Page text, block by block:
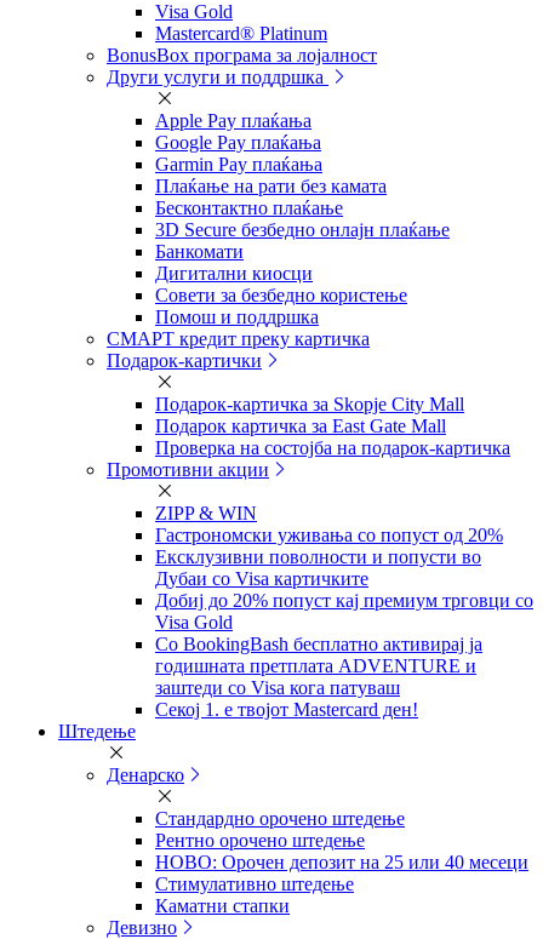
Visa Gold
Mastercard® Platinum
BonusBox програма за лојалност
Други услуги и поддршка
Apple Pay плаќања
Google Pay плаќања
Garmin Pay плаќања
Плаќање на рати без камата
Бесконтактно плаќање
3D Secure безбедно онлајн плаќање
Банкомати
Дигитални киосци
Совети за безбедно користење
Помош и поддршка
СМАРТ кредит преку картичка
Подарок-картички
Подарок-картичка за Skopje City Mall
Подарок картичка за East Gate Mall
Проверка на состојба на подарок-картичка
Промотивни акции
ZIPP & WIN
Гастрономски уживања со попуст од 20%
Eксклузивни поволности и попусти во
Дубаи со Visa картичките
Добиј до 20% попуст кај премиум трговци со
Visa Gold
Со BookingBash бесплатно активирај ја
годишната претплата ADVENTURE и
заштеди со Visa кога патуваш
Секој 1. е твојот Mastercard ден!
Штедење
Денарско
Стандардно орочено штедење
Рентно орочено штедење
НОВО: Орочен депозит на 25 или 40 месеци
Стимулативно штедење
Каматни стапки
Девизно